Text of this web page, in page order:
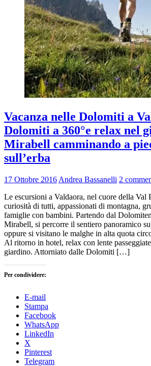
Vacanza nelle Dolomiti a
Dolomiti a 360°e relax nel
Mirabell camminando a
sull’erba
17 Ottobre 2016 Andrea Bassanelli 2
Le escursioni a Valdaora, nel cuore della Val
curiosità di tutti, appassionati di montagna,
famiglie con bambini. Partendo dal
Mirabell, si percorre il sentiero panoramico
oppure si visitano le malghe in alta quota
Al ritorno in hotel, relax con lente
giardino. Attorniato dalle Dolomiti […]
Per condividere:
E-mail
Stampa
Facebook
WhatsApp
LinkedIn
X
Pinterest
Telegram